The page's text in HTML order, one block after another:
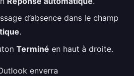
d’absence dans le champ
.
Terminé en haut à droite.
enverra